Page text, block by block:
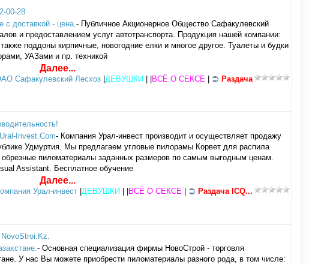
00-28
с доставкой - цена. - Публичное Акционерное Общество Сафакулевский
и предоставлением услуг автотранспорта. Продукция нашей компании:
поддоны кирпичные, новогодние елки и многое другое. Туалеты и будки
УАЗами и пр. техникой
Далее...
Сафакулевский Лесхоз|ДЕВУШКИ| |ВСЁ О СЕКСЕ |
Раздача
Invest.Com- Компания Урал-инвест производит и осуществляет продажу
Удмуртия. Мы предлагаем угловые пилорамы Корвет для распила
пиломатериалы заданных размеров по самым выгодным ценам.
Assistant. Бесплатное обучение
Далее...
Урал-инвест|ДЕВУШКИ| |ВСЁ О СЕКСЕ |
Раздача ICQ...
- Основная специализация фирмы НовоСтрой - торговля
У нас Вы можете приобрести пиломатериалы разного рода, в том числе: